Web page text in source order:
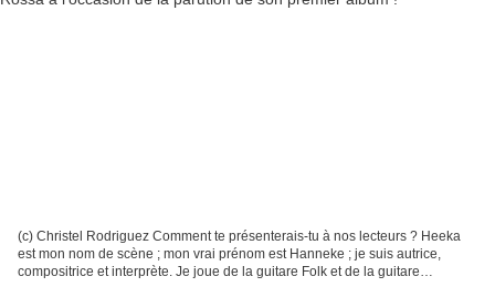
(c) Christel Rodriguez Comment te présenterais-tu à nos lecteurs ? Heeka
est mon nom de scène ; mon vrai prénom est Hanneke ; je suis autrice,
compositrice et interprète. Je joue de la guitare Folk et de la guitare